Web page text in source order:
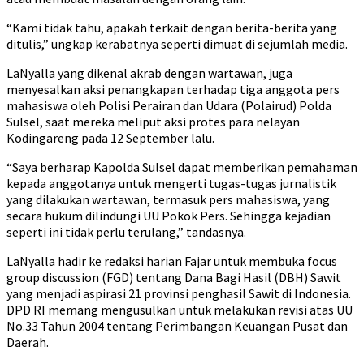
“Kami tidak tahu, apakah terkait dengan berita-berita yang
ditulis,” ungkap kerabatnya seperti dimuat di sejumlah media.
LaNyalla yang dikenal akrab dengan wartawan, juga
menyesalkan aksi penangkapan terhadap tiga anggota pers
mahasiswa oleh Polisi Perairan dan Udara (Polairud) Polda
Sulsel, saat mereka meliput aksi protes para nelayan
Kodingareng pada 12 September lalu.
“Saya berharap Kapolda Sulsel dapat memberikan pemahaman
kepada anggotanya untuk mengerti tugas-tugas jurnalistik
yang dilakukan wartawan, termasuk pers mahasiswa, yang
secara hukum dilindungi UU Pokok Pers. Sehingga kejadian
seperti ini tidak perlu terulang,” tandasnya.
LaNyalla hadir ke redaksi harian Fajar untuk membuka focus
group discussion (FGD) tentang Dana Bagi Hasil (DBH) Sawit
yang menjadi aspirasi 21 provinsi penghasil Sawit di Indonesia.
DPD RI memang mengusulkan untuk melakukan revisi atas UU
No.33 Tahun 2004 tentang Perimbangan Keuangan Pusat dan
Daerah.